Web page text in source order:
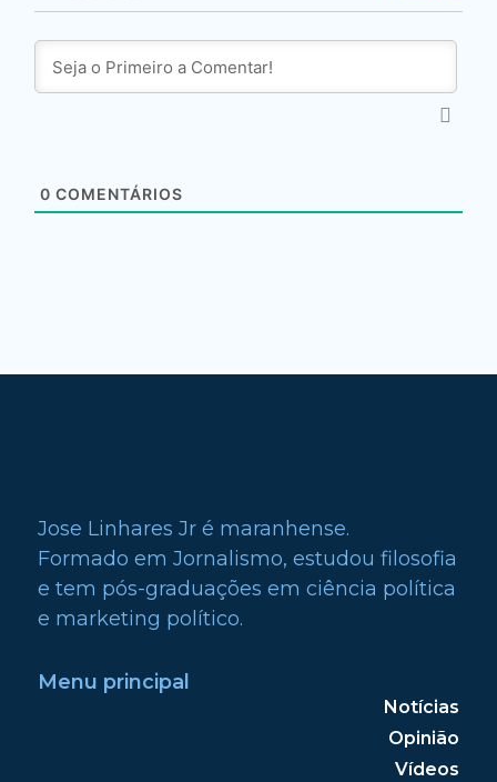
0 COMENTÁRIOS
Jose Linhares Jr é maranhense.
Formado em Jornalismo, estudou filosofia
e tem pós-graduações em ciência política
e marketing político.
Menu principal
Notícias
Opinião
Vídeos